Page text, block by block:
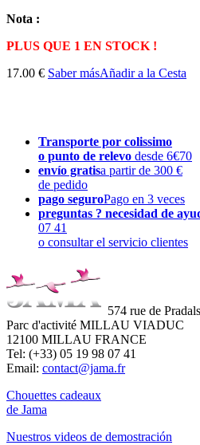
Nota :
PLUS QUE 1 EN STOCK !
17.00 € Saber másAñadir a la Cesta
Transporte por colissimo
o punto de relevo desde 6€70
envío gratisa partir de 300 €
de pedido
pago seguroPago en 3 veces
preguntas ? necesidad de
07 41
o consultar el servicio clientes
574 rue de Pradals
Parc d'activité MILLAU VIADUC
12100 MILLAU FRANCE
Tel: (+33) 05 19 98 07 41
Email: contact@jama.fr
Chouettes cadeaux
de Jama
Nuestros videos de demostración